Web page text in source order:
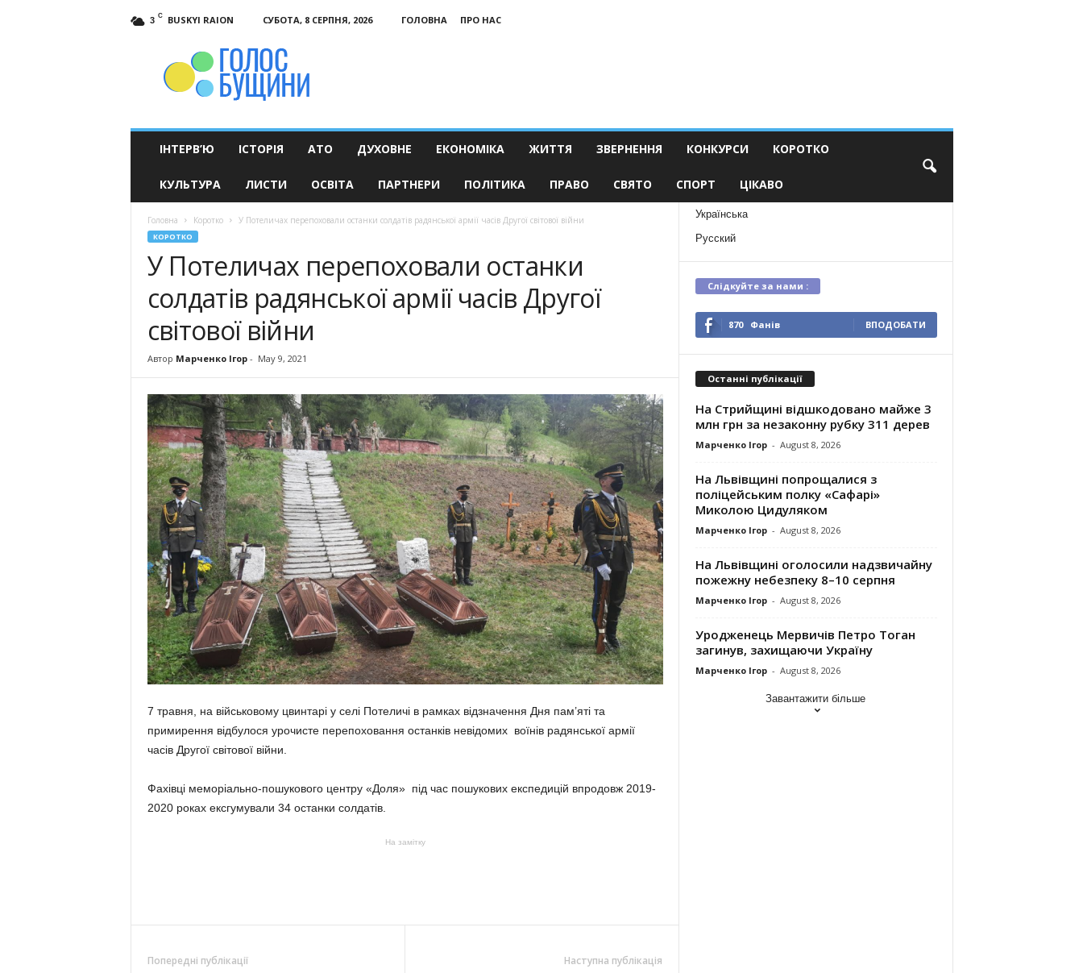
3 C BUSKYI RAION СУБОТА, 8 СЕРПНЯ, 2026 ГОЛОВНА
ПРО НАС
ІНТЕРВ’Ю ІСТОРІЯ АТО ДУХОВНЕ ЕКОНОМІКА ЖИТТЯ ЗВЕРНЕННЯ КОНКУРСИ КОРОТКО
КУЛЬТУРА ЛИСТИ ОСВІТА ПАРТНЕРИ ПОЛІТИКА ПРАВО СВЯТО СПОРТ ЦІКАВО
Головна Коротко У Потеличах перепоховали останки солдатів радянської армії часів Другої світової війни
КОРОТКО
У Потеличах перепоховали останки
солдатів радянської армії часів Другої
світової війни
Автор Марченко Ігор- May 9, 2021
7 травня, на військовому цвинтарі у селі Потеличі в рамках відзначення Дня пам’яті та
примирення відбулося урочисте перепоховання останків невідомих воїнів радянської армії
часів Другої світової війни.
Фахівці меморіально-пошукового центру «Доля» під час пошукових експедицій впродовж 2019-
2020 роках ексгумували 34 останки солдатів.
На замітку
Попередні публікації Наступна публікація
Українська
Русский
Слідкуйте за нами :
870 Фанів ВПОДОБАТИ
Останні публікації
На Стрийщині відшкодовано майже 3
млн грн за незаконну рубку 311 дерев
Марченко Ігор - August 8, 2026
На Львівщині попрощалися з
поліцейським полку «Сафарі»
Миколою Цидуляком
Марченко Ігор - August 8, 2026
На Львівщині оголосили надзвичайну
пожежну небезпеку 8–10 серпня
Марченко Ігор - August 8, 2026
Уродженець Мервичів Петро Тоган
загинув, захищаючи Україну
Марченко Ігор - August 8, 2026
Завантажити більше